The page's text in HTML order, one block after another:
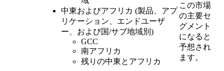
中東およびアフリカ (製品、アプ
リケーション、エンドユーザ
ー、および国/サブ地域別)
GCC
南アフリカ
残りの中東とアフリカ
この市場
の主要セ
グメント
になると
予想され
ます。